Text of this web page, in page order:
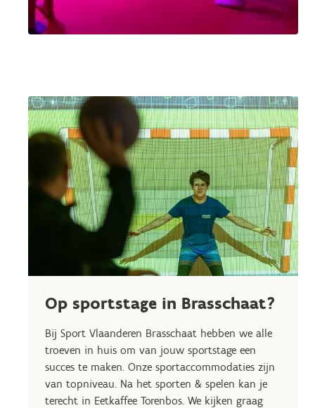
Op sportstage in Brasschaat?
Bij Sport Vlaanderen Brasschaat hebben we alle
troeven in huis om van jouw sportstage een
succes te maken. Onze sportaccommodaties zijn
van topniveau. Na het sporten & spelen kan je
terecht in Eetkaffee Torenbos. We kijken graag